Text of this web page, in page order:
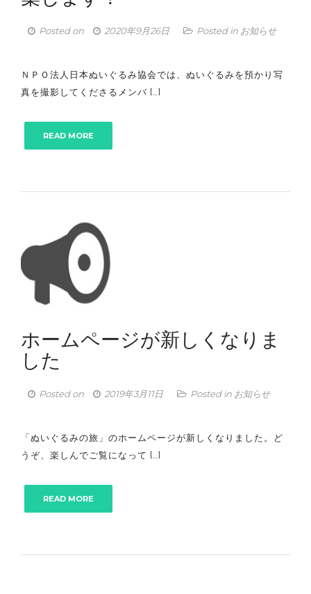
Posted on 2020年9月26日 Posted in お知らせ
ＮＰＯ法人日本ぬいぐるみ協会では、ぬいぐるみを預かり写
真を撮影してくださるメンバ […]
READ MORE
ホームページが新しくなりま
した
Posted on 2019年3月11日 Posted in お知らせ
「ぬいぐるみの旅」のホームページが新しくなりました。ど
うぞ、楽しんでご覧になって […]
READ MORE